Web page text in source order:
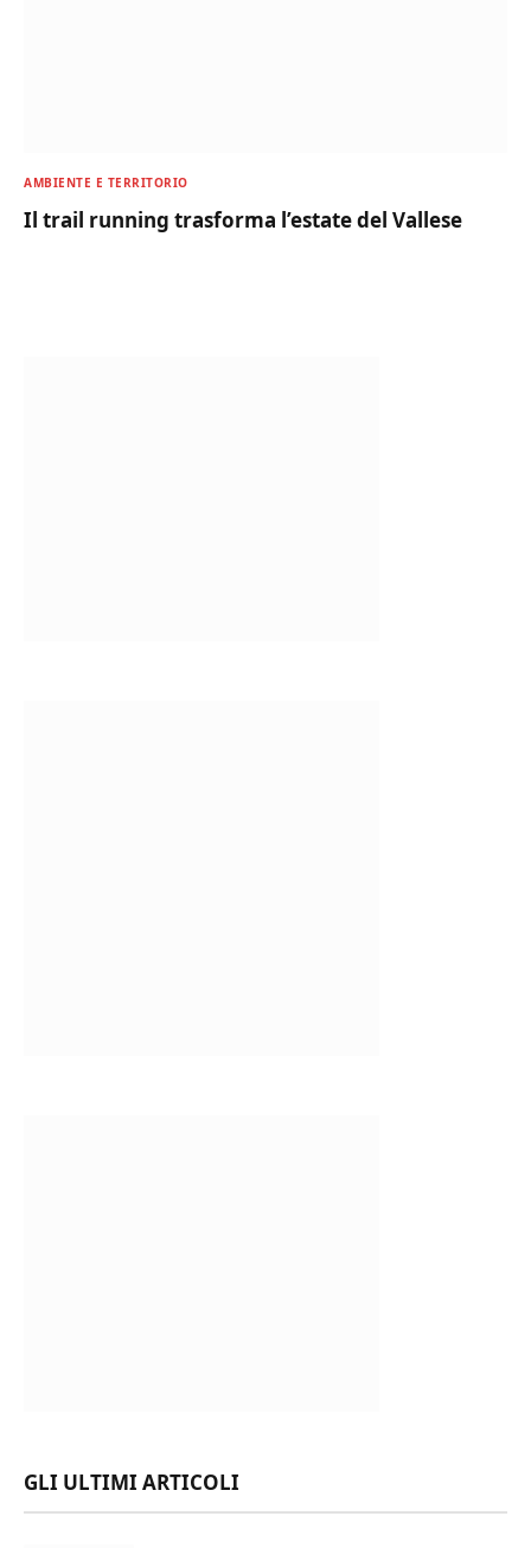
AMBIENTE E TERRITORIO
Il trail running trasforma l’estate del Vallese
GLI ULTIMI ARTICOLI